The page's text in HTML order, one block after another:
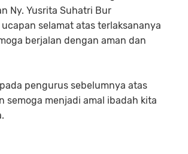
Ny. Yusrita Suhatri Bur
selamat atas terlaksananya
berjalan dengan aman dan
pengurus sebelumnya atas
semoga menjadi amal ibadah kita